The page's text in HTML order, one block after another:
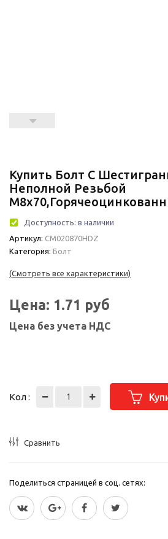
Купить Болт С
Неполной Резьбой
Доступность: в наличии
Артикул: CM020870HDZ
Категория: Болт
(Смотреть все характеристики)
Цена: 1.71 руб
Цена без учета НДС
Кол :
Сравнить
Поделиться страницей в соц. сетях: